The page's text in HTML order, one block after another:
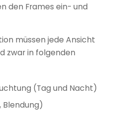
den Frames ein- und
müssen jede Ansicht
zwar in folgenden
(Tag und Nacht)
Blendung)